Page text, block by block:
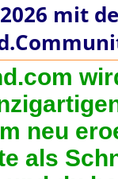
mit
neu
als